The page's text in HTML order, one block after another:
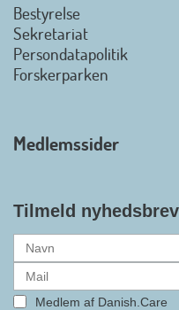
Danish.Care
officielt kan
hjælpemidler
alle
Bestyrelse
Sekretariat
Persondatapolitik
Forskerparken
Medlemssider
Tilmeld nyhedsbrev
Medlem af Danish.Care